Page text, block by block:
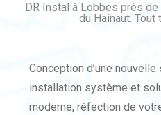
DR Instal à Lobbes près
du Hainaut. Tout
Conception d’une
installation système et
moderne, réfection de